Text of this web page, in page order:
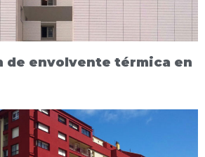
de envolvente térmica en